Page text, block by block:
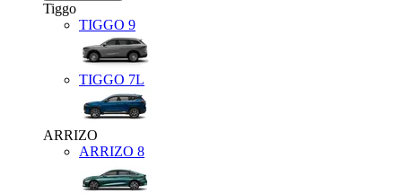
Tiggo
TIGGO 9
TIGGO 7L
ARRIZO
ARRIZO 8